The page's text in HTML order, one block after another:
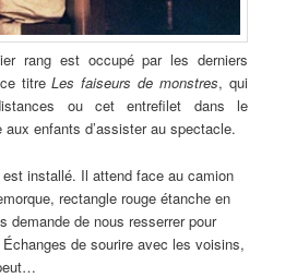
rang est occupé par les derniers
ce titreLes faiseurs de monstres, qui
ou cet entrefilet dans le
enfants d’assister au spectacle.
installé. Il attend face au camion
rectangle rouge étanche en
demande de nous resserrer pour
de sourire avec les voisins,